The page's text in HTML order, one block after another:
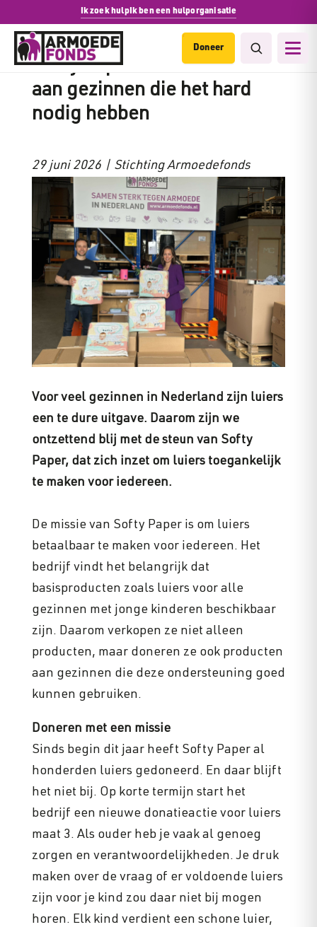
Ik zoek hulpIk ben een hulporganisatie
Doneer
Softy Paper doneert luiers
aan gezinnen die het hard
nodig hebben
29 juni 2026 | Stichting Armoedefonds
Voor veel gezinnen in Nederland zijn luiers
een te dure uitgave. Daarom zijn we
ontzettend blij met de steun van Softy
Paper, dat zich inzet om luiers toegankelijk
te maken voor iedereen.
De missie van Softy Paper is om luiers
betaalbaar te maken voor iedereen. Het
bedrijf vindt het belangrijk dat
basisproducten zoals luiers voor alle
gezinnen met jonge kinderen beschikbaar
zijn. Daarom verkopen ze niet alleen
producten, maar doneren ze ook producten
aan gezinnen die deze ondersteuning goed
kunnen gebruiken.
Doneren met een missie
Sinds begin dit jaar heeft Softy Paper al
honderden luiers gedoneerd. En daar blijft
het niet bij. Op korte termijn start het
bedrijf een nieuwe donatieactie voor luiers
maat 3. Als ouder heb je vaak al genoeg
zorgen en verantwoordelijkheden. Je druk
maken over de vraag of er voldoende luiers
zijn voor je kind zou daar niet bij mogen
horen. Elk kind verdient een schone luier,